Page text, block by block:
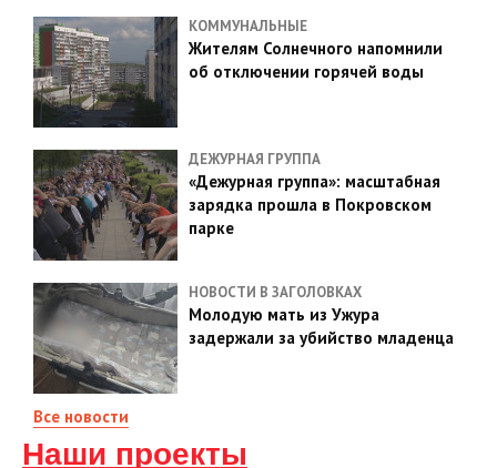
КОММУНАЛЬНЫЕ
Жителям Солнечного напомнили
об отключении горячей воды
ДЕЖУРНАЯ ГРУППА
«Дежурная группа»: масштабная
зарядка прошла в Покровском
парке
НОВОСТИ В ЗАГОЛОВКАХ
Молодую мать из Ужура
задержали за убийство младенца
Все новости
Наши проекты